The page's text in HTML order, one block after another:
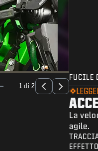
1 di 2
FUCILE
La
agile.
EFFETTO